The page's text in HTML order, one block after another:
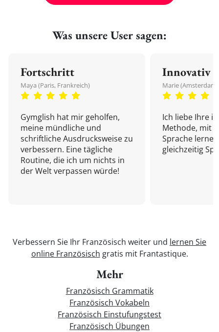
Was unsere User sagen:
Fortschritt
Maya (Paris, Frankreich)
Gymglish hat mir geholfen,
meine mündliche und
schriftliche Ausdrucksweise zu
verbessern. Eine tägliche
Routine, die ich um nichts in
der Welt verpassen würde!
Innovativ
Marie
Ich liebe Ihre
Methode, mit
Sprache
gleichzeitig
Verbessern Sie Ihr Französisch weiter und lernen Sie
online Französisch gratis mit Frantastique.
Mehr
Französisch Grammatik
Französisch Vokabeln
Französisch Einstufungstest
Französisch Übungen